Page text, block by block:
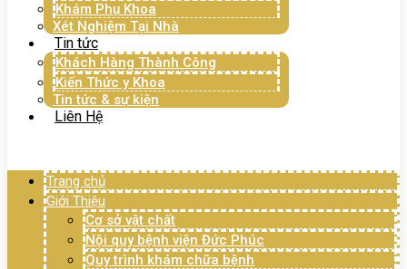
Khám Phụ Khoa
Xét Nghiệm Tại Nhà
Tin tức
Khách Hàng Thành Công
Kiến Thức y Khoa
Tin tức & sự kiện
Liên Hệ
Trang chủ
Giới Thiệu
Cơ sở vật chất
Nội quy bệnh viện Đức Phúc
Quy trình khám chữa bệnh